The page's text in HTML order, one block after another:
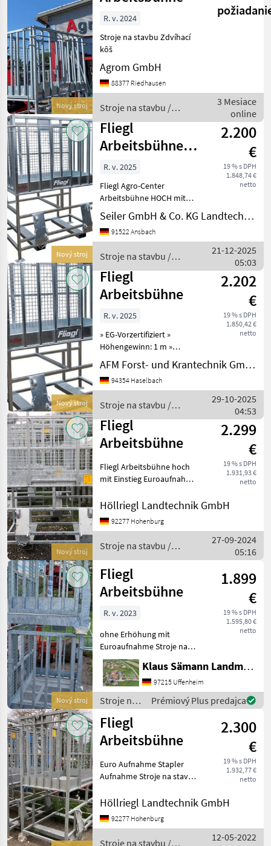
Nový stroj
R. v. 2024
Stroje na stavbu Zdvíhací
kôš
Agrom GmbH
88377 Riedhausen
Stroje na stavbu /
Fliegl
3 Mesiace
online
Nový stroj
Fliegl
Arbeitsbühne
HOCH mit Euro-
Aufnahme
2.200
€
19 % s DPH
1.848,74 €
netto
R. v. 2025
Fliegl Agro-Center
Arbeitsbühne HOCH mit
seitlichem Einstieg,
vollverzinkt Art.-Nr.
ABHFLI000005V - 1.570 x 920
Aufnahme - incl.
Werkzeugablage
Seiler GmbH & Co. KG Landtechnik
91522 Ansbach
Stroje na stavbu /
Fliegl
21-12-2025
05:03
Nový stroj
Fliegl
Arbeitsbühne
2.202
€
19 % s DPH
1.850,42 €
netto
R. v. 2025
» EG-Vorzertifiziert »
Höhengewinn: 1 m »
Rutschfestes Gitter am
Boden » Arbeitshöhe mit
Frontlader: max. 6500 mm »
Werkzeugablage » Seitlicher
Einst
AFM Forst- und Krantechnik GmbH
94354 Haselbach
Stroje na stavbu /
Fliegl
29-10-2025
04:53
Nový stroj
Fliegl
Arbeitsbühne
2.299
€
19 % s DPH
1.931,93 €
netto
Fliegl Arbeitsbühne hoch
mit Einstieg Euroaufnahme
Stroje na stavbu Zdvíhací
Höllriegl Landtechnik GmbH
92277 Hohenburg
Stroje na stavbu /
Fliegl
27-09-2024
05:16
Nový stroj
Fliegl
Arbeitsbühne
1.899
€
19 % s DPH
1.595,80 €
netto
R. v. 2023
ohne Erhöhung mit
Euroaufnahme Stroje na
Klaus Sämann Landmaschinen Fachbetrieb GmbH
97215 Uffenheim
Stroje na
stavbu /
Fliegl
Prémiový Plus predajca
Fliegl
Arbeitsbühne
2.300
€
19 % s DPH
1.932,77 €
netto
Euro Aufnahme Stapler
Aufnahme Stroje na stavbu
Höllriegl Landtechnik GmbH
92277 Hohenburg
Stroje na stavbu /
12-05-2022